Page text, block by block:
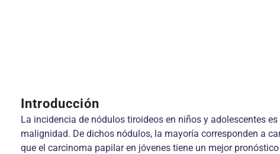
Introducción
La incidencia de nódulos tiroideos en niños y adolescentes
malignidad. De dichos nódulos, la mayoría corresponden a
que el carcinoma papilar en jóvenes tiene un mejor